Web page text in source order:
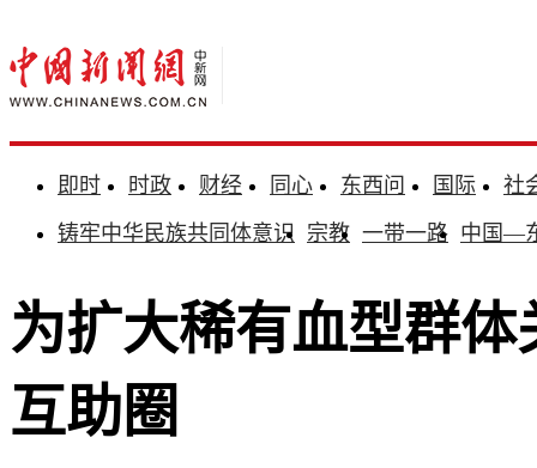
即时 时政 财经 同心 东西问 国际
社
铸牢中华民族共同体意识 宗教 一带一路 中国—
为扩大稀有血型群
互助圈